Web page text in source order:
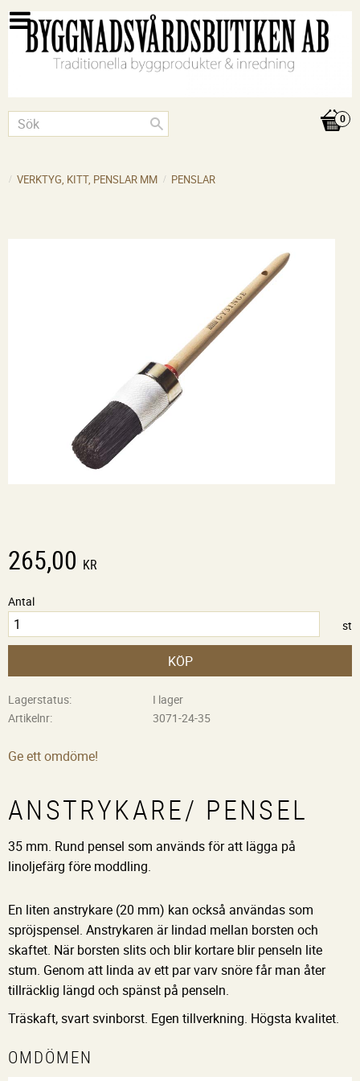
VERKTYG, KITT, PENSLAR MM PENSLAR
265,00 KR
Antal
st
KÖP
Lagerstatus
I lager
Artikelnr
3071-24-35
Ge ett omdöme!
ANSTRYKARE/ PENSEL
35 mm. Rund pensel som används för att lägga på
linoljefärg före moddling.
En liten anstrykare (20 mm) kan också användas som
spröjspensel. Anstrykaren är lindad mellan borsten och
skaftet. När borsten slits och blir kortare blir penseln lite
stum. Genom att linda av ett par varv snöre får man åter
tillräcklig längd och spänst på penseln.
Träskaft, svart svinborst. Egen tillverkning. Högsta kvalitet.
OMDÖMEN